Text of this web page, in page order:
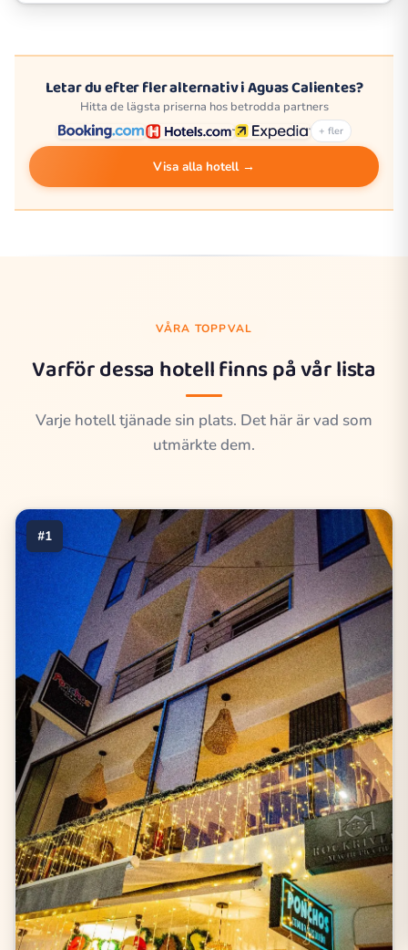
Letar du efter fler alternativ i Aguas Calientes?
Hitta de lägsta priserna hos betrodda partners
+ fler
Visa alla hotell →
VÅRA TOPPVAL
Varför dessa hotell finns på vår lista
Varje hotell tjänade sin plats. Det här är vad som
utmärkte dem.
#1